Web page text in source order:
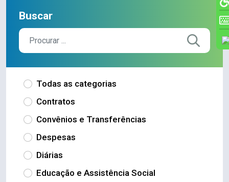
Buscar
Todas as categorias
Contratos
Convênios e Transferências
Despesas
Diárias
Educação e Assistência Social